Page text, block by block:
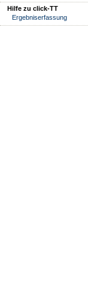
Hilfe zu click-TT
Ergebniserfassung